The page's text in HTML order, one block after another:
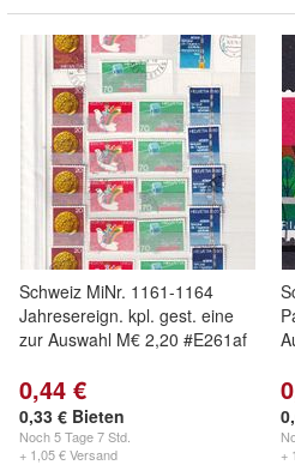
Schweiz MiNr. 1161-1164
Jahresereign. kpl. gest. eine
zur Auswahl M€ 2,20 #E261af
0,44 €
0,33 € Bieten
Noch5 Tage 7 Std.
+ 1,05 € Versand
+